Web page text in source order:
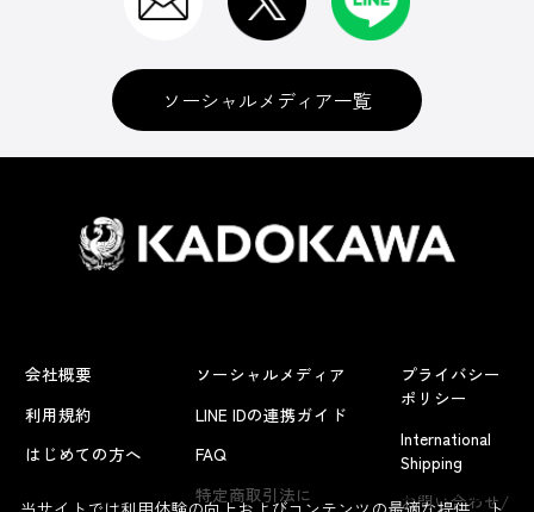
よくあるお問い合わせ
ソーシャルメディア一覧
会社概要
利用規約
はじめての方へ
ソーシャルメディア
LINE IDの連携ガイド
FAQ
特定商取引法に
プライバシー
ポリシー
International
Shipping
お問い合わせ/